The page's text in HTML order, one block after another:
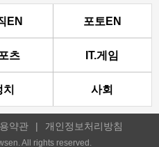
EN 포토EN
츠 IT.게임
치 사회
약관 | 개인정보처리방침
All rights reserved.